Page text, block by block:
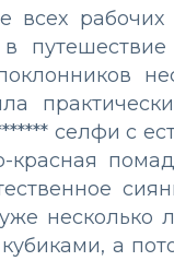
всех
в
селфи с
красная
несколько
а